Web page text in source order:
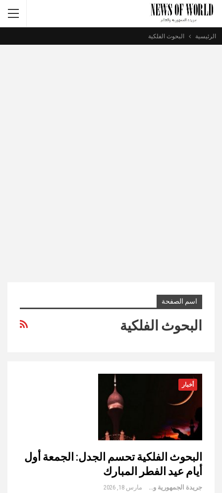
الرئيسية البحوث الفلكية
اسم الصفحة
البحوث الفلكية
أخبار
البحوث الفلكية تحسم الجدل: الجمعة أول
أيام عيد الفطر المبارك
جريدة الجمهورية والعالم مارس 18, 2026